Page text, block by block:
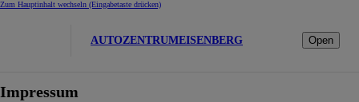
Zum Hauptinhalt wechseln (Eingabetaste drücken)
AUTOZENTRUMEISENBERG Open
Impressum